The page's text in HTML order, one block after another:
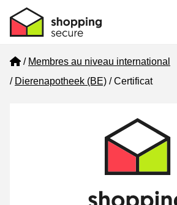
Home
Membres au niveau international
Dierenapotheek (BE)
Certificat